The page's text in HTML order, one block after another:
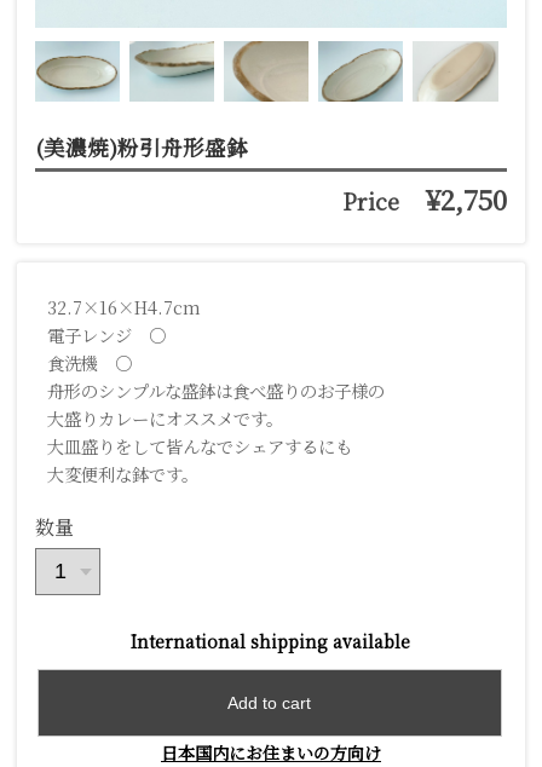
(美濃焼)粉引舟形盛鉢
Price ¥2,750
32.7×16×H4.7cm
電子レンジ ○
食洗機 ○
舟形のシンプルな盛鉢は食べ盛りのお子様の
大盛りカレーにオススメです。
大皿盛りをして皆んなでシェアするにも
大変便利な鉢です。
数量
International shipping available
Add to cart
日本国内にお住まいの方向け